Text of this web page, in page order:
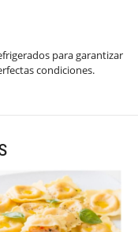
para garantizar
condiciones.